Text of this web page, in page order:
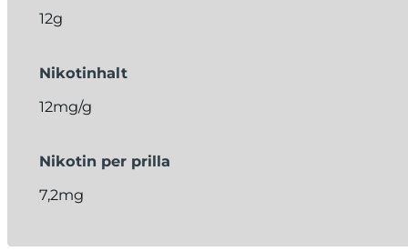
12g
Nikotinhalt
12mg/g
Nikotin per prilla
7,2mg